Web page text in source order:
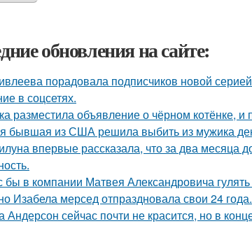
обновления на сайте:
порадовала подписчиков новой
в соцсетях.
разместила объявление о чёрном котёнке,
бывшая из США решила выбить из мужика
впервые рассказала, что за два
бы в компании Матвея Александровича
Изабела мерсед отпраздновала свои 24 года.
Андерсон сейчас почти не красится, но в